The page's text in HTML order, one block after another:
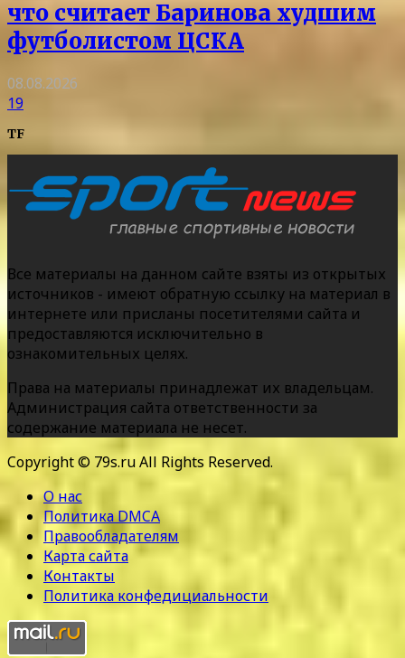
что считает Баринова худшим
футболистом ЦСКА
08.08.2026
19
TF
Все материалы на данном сайте взяты из открытых
источников - имеют обратную ссылку на материал в
интернете или присланы посетителями сайта и
предоставляются исключительно в
ознакомительных целях.
Права на материалы принадлежат их владельцам.
Администрация сайта ответственности за
содержание материала не несет.
Copyright © 79s.ru All Rights Reserved.
О нас
Политика DMCA
Правообладателям
Карта сайта
Контакты
Политика конфедициальности